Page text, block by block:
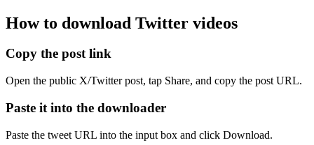
How to download Twitter videos
Copy the post link
Open the public X/Twitter post, tap Share, and copy the post URL.
Paste it into the downloader
Paste the tweet URL into the input box and click Download.